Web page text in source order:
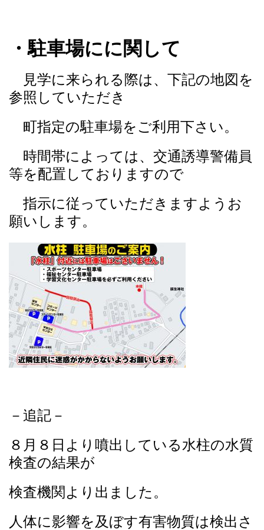
・駐車場にに関して
見学に来られる際は、下記の地図を
参照していただき
町指定の駐車場をご利用下さい。
時間帯によっては、交通誘導警備員
等を配置しておりますので
指示に従っていただきますようお
願いします。
－追記－
８月８日より噴出している水柱の水質
検査の結果が
検査機関より出ました。
人体に影響を及ぼす有害物質は検出さ